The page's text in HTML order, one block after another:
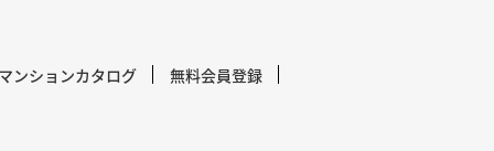
ンションカタログ 無料会員登録